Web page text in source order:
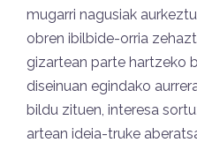
mugarri nagusiak
obren ibilbide-orria
gizartean parte hartzeko
diseinuan egindako
bildu zituen, interesa
artean ideia-truke